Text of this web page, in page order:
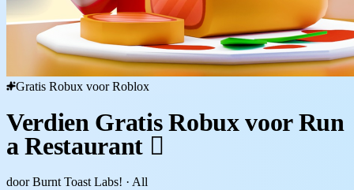
Gratis Robux voor Roblox
Verdien Gratis Robux voor Run
a Restaurant 🏻
door Burnt Toast Labs! · All